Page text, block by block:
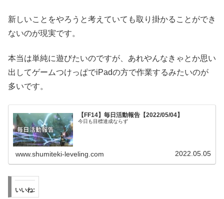
新しいことをやろうと考えていても取り掛かることができ
ないのが現実です。
本当は単純に遊びたいのですが、あれやんなきゃとか思い
出してゲームつけっぱでiPadの方で作業するみたいのが
多いです。
【FF14】毎日活動報告【2022/05/04】
今日も目標達成ならず
www.shumiteki-leveling.com 2022.05.05
いいね: